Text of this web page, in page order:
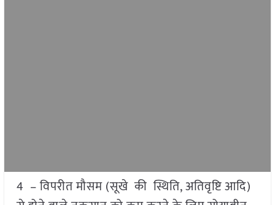
4 – विपरीत मौसम (सूखे की स्थिति, अतिवृष्टि आदि)